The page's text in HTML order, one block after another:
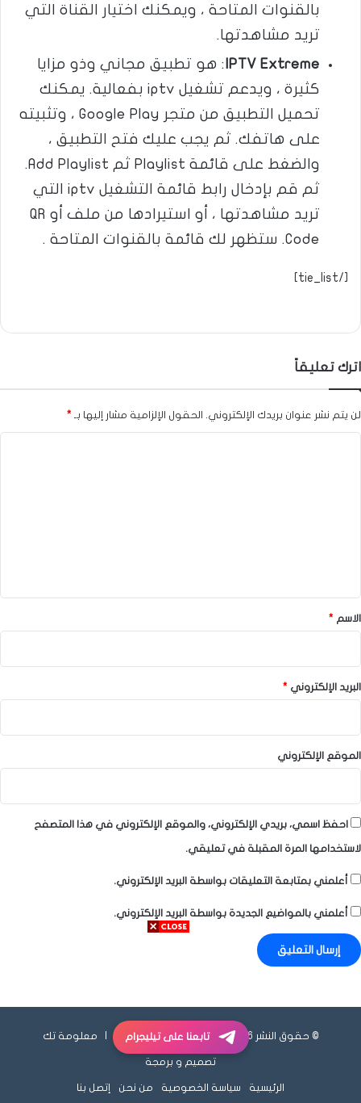
بالقنوات المتاحة ، ويمكنك اختيار القناة التي
تريد مشاهدتها.
IPTV Extreme: هو تطبيق مجاني وذو مزايا
كثيرة ، ويدعم تشغيل iptv بفعالية. يمكنك
تحميل التطبيق من متجر Google Play ، وتثبيته
على هاتفك. ثم يجب عليك فتح التطبيق ،
والضغط على قائمة Playlist ثم Add Playlist.
ثم قم بإدخال رابط قائمة التشغيل iptv التي
تريد مشاهدتها ، أو استيرادها من ملف أو QR
Code. ستظهر لك قائمة بالقنوات المتاحة .
[/tie_list]
اترك تعليقاً
لن يتم نشر عنوان بريدك الإلكتروني. الحقول الإلزامية مشار إليها بـ *
*
الاسم *
البريد الإلكتروني *
الموقع الإلكتروني
احفظ اسمي، بريدي الإلكتروني، والموقع الإلكتروني في هذا المتصفح
لاستخدامها المرة المقبلة في تعليقي.
أعلمني بمتابعة التعليقات بواسطة البريد الإلكتروني.
أعلمني بالمواضيع الجديدة بواسطة البريد الإلكتروني.
© حقوق النشر 2026، جميع الحقوق محفوظة | معلومة تك
تصميم و برمجة
الرئيسية سياسة الخصوصية من نحن إتصل بنا
تابعنا على تيليجرام